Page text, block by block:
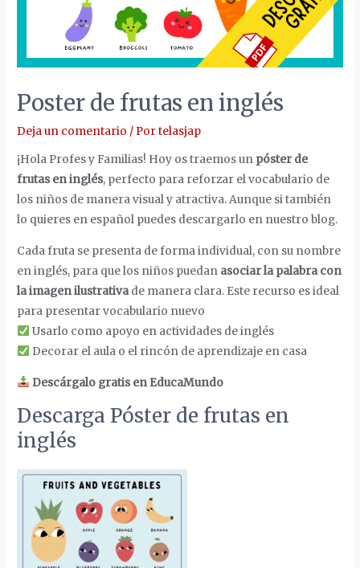
Poster de frutas en inglés
Deja un comentario / Portelasjap
¡Hola Profes y Familias! Hoy os traemos un póster de
frutas en inglés, perfecto para reforzar el vocabulario de
los niños de manera visual y atractiva. Aunque si también
lo quieres en español puedes descargarlo en nuestro blog.
Cada fruta se presenta de forma individual, con su nombre
en inglés, para que los niños puedan asociar la palabra con
la imagen ilustrativade manera clara. Este recurso es ideal
para presentar vocabulario nuevo
Usarlo como apoyo en actividades de inglés
Decorar el aula o el rincón de aprendizaje en casa
Descárgalo gratis en EducaMundo
Descarga Póster de frutas en
inglés